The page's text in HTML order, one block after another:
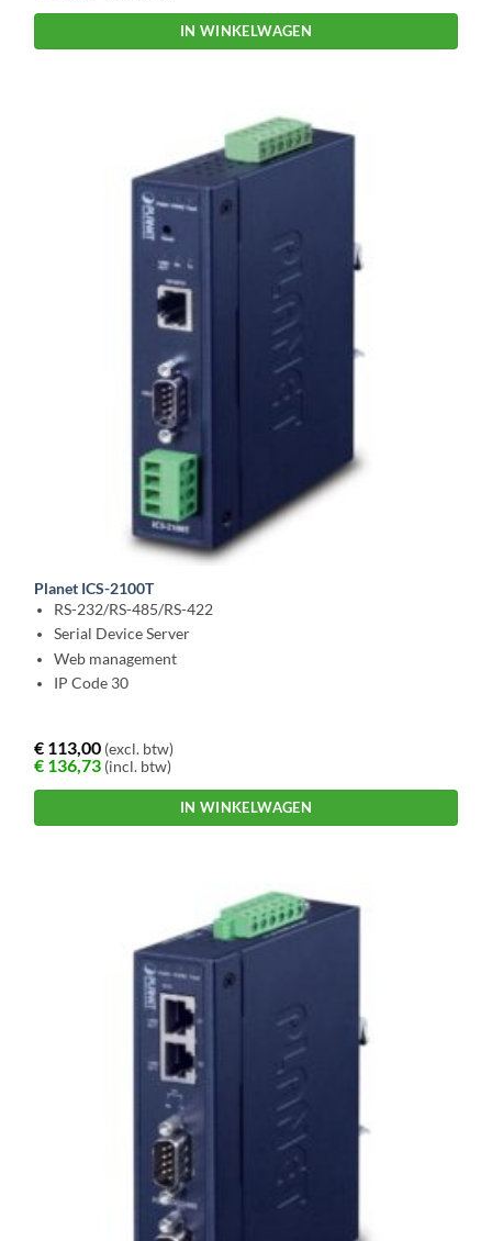
IN WINKELWAGEN
Planet ICS-2100T
RS-232/RS-485/RS-422
Serial Device Server
Web management
IP Code 30
€ 113,00 (excl. btw)
€ 136,73 (incl. btw)
IN WINKELWAGEN